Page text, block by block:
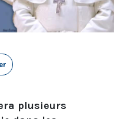
plusieurs